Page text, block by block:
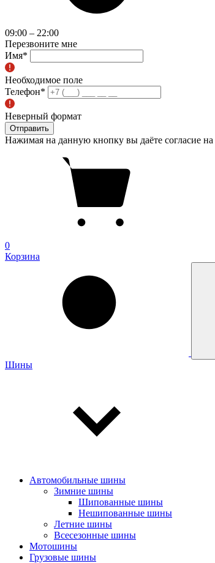
09:00 – 22:00
Перезвоните мне
Имя*
Необходимое поле
Телефон*
Неверный формат
Отправить
Нажимая на данную кнопку вы даёте согласие на
0
Корзина
Шины
Автомобильные шины
Зимние шины
Шипованные шины
Нешипованные шины
Летние шины
Всесезонные шины
Мотошины
Грузовые шины